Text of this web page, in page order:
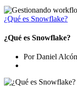
¿Qué es Snowflake?
¿Qué es Snowflake?
Por Daniel Alcón